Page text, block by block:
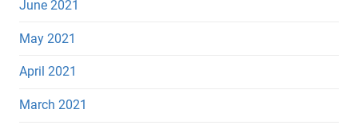
June 2021
May 2021
April 2021
March 2021